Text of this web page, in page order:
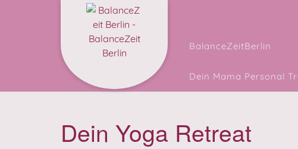
Facebook
Instagram
BalanceZeitBerlin
Dein Mama Personal
Dein Yoga Retreat